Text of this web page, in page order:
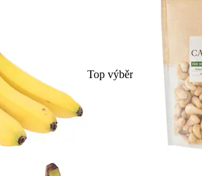
Top výběr